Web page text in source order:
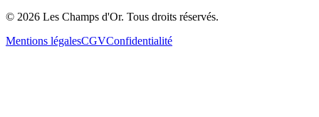
© 2026 Les Champs d'Or. Tous droits réservés.
Mentions légalesCGVConfidentialité